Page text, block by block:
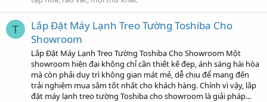
T
Lắp Đặt Máy Lạnh Treo Tường Toshiba Cho
Showroom
Lắp Đặt Máy Lạnh Treo Tường Toshiba Cho Showroom Một
showroom hiện đại không chỉ cần thiết kế đẹp, ánh sáng hài hòa
mà còn phải duy trì không gian mát mẻ, dễ chịu để mang đến
trải nghiệm mua sắm tốt nhất cho khách hàng. Chính vì vậy, lắp
đặt máy lạnh treo tường Toshiba cho showroom là giải pháp...